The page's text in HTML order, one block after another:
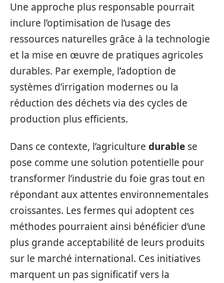
Une approche plus responsable pourrait
inclure l’optimisation de l’usage des
ressources naturelles grâce à la technologie
et la mise en œuvre de pratiques agricoles
durables. Par exemple, l’adoption de
systèmes d’irrigation modernes ou la
réduction des déchets via des cycles de
production plus efficients.
Dans ce contexte, l’agriculture durable se
pose comme une solution potentielle pour
transformer l’industrie du foie gras tout en
répondant aux attentes environnementales
croissantes. Les fermes qui adoptent ces
méthodes pourraient ainsi bénéficier d’une
plus grande acceptabilité de leurs produits
sur le marché international. Ces initiatives
marquent un pas significatif vers la